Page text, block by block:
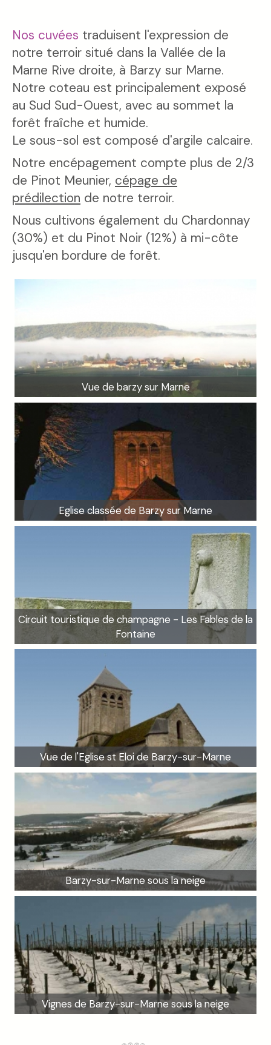
Nos cuvées traduisent l'expression de
notre terroir situé dans la Vallée de la
Marne Rive droite, à Barzy sur Marne.
Notre coteau est principalement exposé
au Sud Sud-Ouest, avec au sommet la
forêt fraîche et humide.
Le sous-sol est composé d'argile calcaire.
Notre encépagement compte plus de 2/3
de Pinot Meunier, cépage de
prédilection de notre terroir.
Nous cultivons également du Chardonnay
(30%) et du Pinot Noir (12%) à mi-côte
jusqu'en bordure de forêt.
Vue de barzy sur Marne
Eglise classée de Barzy sur Marne
Circuit touristique de champagne - Les Fables de la
Fontaine
Vue de l'Eglise st Eloi de Barzy-sur-Marne
Barzy-sur-Marne sous la neige
Vignes de Barzy-sur-Marne sous la neige